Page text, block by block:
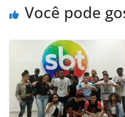
Você pode